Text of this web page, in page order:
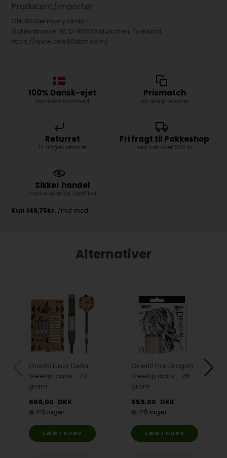
Producent/importør
ONE80 Germany GmbH
Gollierstrasse 70, D-80339 München, Tyskland
https://www.one80dart.com/
100% Dansk-ejet
familievirksomhed
Prismatch
på alle produkter
Returret
14 dages returret
Fri fragt til Pakkeshop
ved køb over 500 kr
Sikker handel
med e-mærke certifikat
Alternativer
One80 Luxor Delta
Steeltip darts - 23
gram
669,00 DKK
På lager
One80 Fire Dragon
Steeltip darts - 26
gram
559,00 DKK
På lager